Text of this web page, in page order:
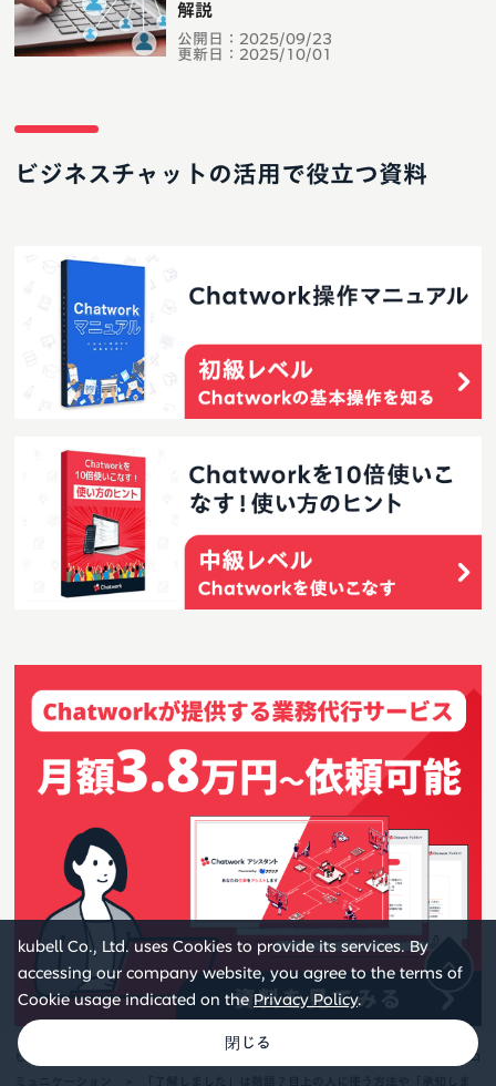
kubell Co., Ltd. uses Cookies to provide its services. By
accessing our company website, you agree to the terms of
Cookie usage indicated on the Privacy Policy.
公開日： 2025/09/23
更新日： 2025/10/01
解説
ビジネスチャットの活用で役立つ資料
ビジネスチャットならChatwork
コ
「了解しました」は敬語？目上の人に使う方法や「承知しま